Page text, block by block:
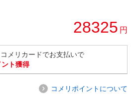
28325 円
メリカードでお支払いで
ト獲得
コメリポイントについて